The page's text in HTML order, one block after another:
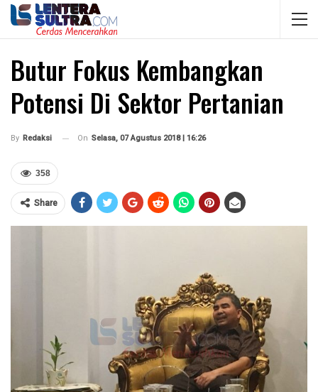
Butur Fokus Kembangkan
Potensi Di Sektor Pertanian
By Redaksi On Selasa, 07 Agustus 2018 | 16:26
358
Share